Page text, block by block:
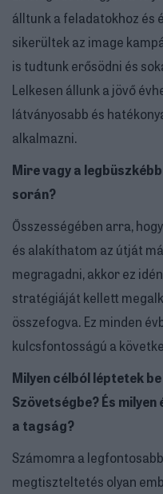
álltunk a feladatokhoz és
sikerültek az image
is tudtunk erősödni és
Lelkesen állunk a jövő
látványosabb és
alkalmazni.
Mire vagy a
során?
Összességében arra,
és alakíthatom az útját
megragadni, akkor ez
stratégiáját kellett
összefogva. Ez minden
kulcsfontosságú a
Milyen célból léptetek
Szövetségbe? És
a tagság?
Számomra a
megtiszteltetés olyan